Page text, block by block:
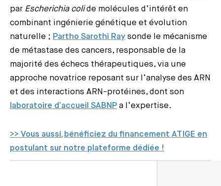
par Escherichia colide molécules d’intérêt en
combinant ingénierie génétique et évolution
naturelle ; Partho Sarothi Ray sonde le mécanisme
de métastase des cancers, responsable de la
majorité des échecs thérapeutiques, via une
approche novatrice reposant sur l’analyse des ARN
et des interactions ARN-protéines, dont son
laboratoire d’accueil SABNP a l’expertise.
>> Vous aussi, bénéficiez du financement ATIGE en
postulant sur notre plateforme dédiée !